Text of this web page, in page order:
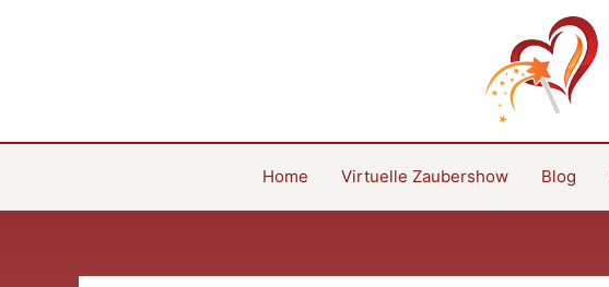
Home Virtuelle Zaubershow Blog